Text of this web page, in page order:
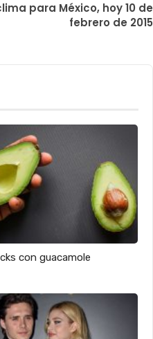
para México, hoy 10 de
febrero de 2015
con guacamole